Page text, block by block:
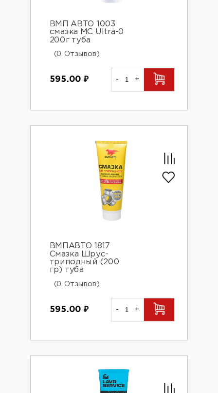
ВМП АВТО 1003
смазка MC Ultra-0
200г туба
(0 Отзывов)
595.00 ₽ - +
ВМПАВТО 1817
Смазка Шрус-
триподный (200
гр) туба
(0 Отзывов)
595.00 ₽ - +